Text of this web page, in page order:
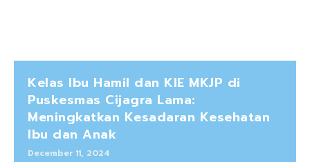
Kelas Ibu Hamil dan KIE MKJP di
Puskesmas Cijagra Lama:
Meningkatkan Kesadaran Kesehatan
Ibu dan Anak
December 11, 2024